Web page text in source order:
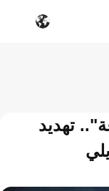
خلال 24 ساعة".. تهديد